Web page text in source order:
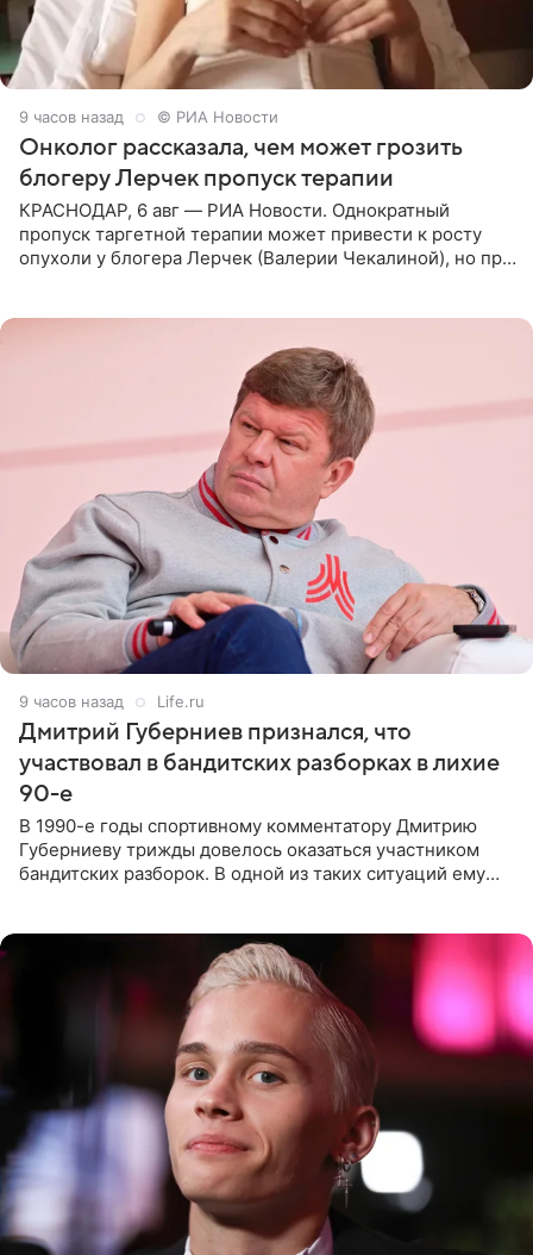
9 часов назад © РИА Новости
Онколог рассказала, чем может грозить
блогеру Лерчек пропуск терапии
КРАСНОДАР, 6 авг — РИА Новости. Однократный
пропуск таргетной терапии может привести к росту
опухоли у блогера Лерчек (Валерии Чекалиной), но при
9 часов назад Life.ru
Дмитрий Губерниев признался, что
участвовал в бандитских разборках в лихие
90-е
В 1990-е годы спортивному комментатору Дмитрию
Губерниеву трижды довелось оказаться участником
бандитских разборок. В одной из таких ситуаций ему